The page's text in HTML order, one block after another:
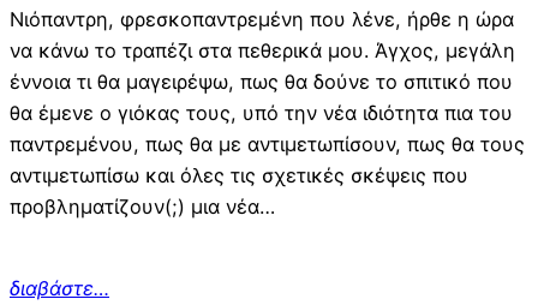
Νιόπαντρη, φρεσκοπαντρεμένη που λένε, ήρθε η ώρα
να κάνω το τραπέζι στα πεθερικά μου. Άγχος, μεγάλη
έννοια τι θα μαγειρέψω, πως θα δούνε το σπιτικό που
θα έμενε ο γιόκας τους, υπό την νέα ιδιότητα πια του
παντρεμένου, πως θα με αντιμετωπίσουν, πως θα τους
αντιμετωπίσω και όλες τις σχετικές σκέψεις που
προβληματίζουν(;) μια νέα…
διαβάστε…